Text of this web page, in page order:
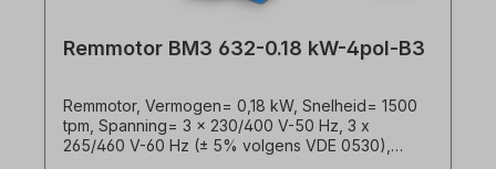
Remmotor BM3 632-0.18 kW-4pol-B3
Remmotor, Vermogen= 0,18 kW, Snelheid= 1500
tpm, Spanning= 3 x 230/400 V-50 Hz, 3 x
265/460 V-60 Hz (± 5% volgens VDE 0530),